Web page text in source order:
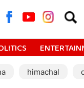
for:
himachal